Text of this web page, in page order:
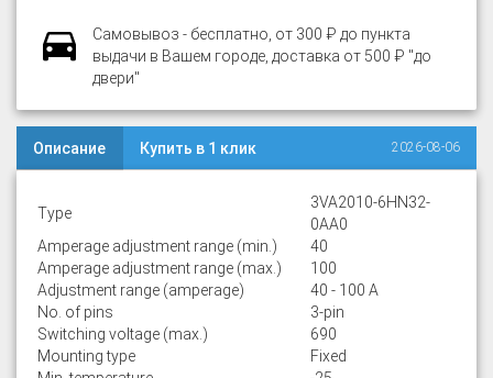
Самовывоз - бесплатно, от 300 ₽ до пункта
выдачи в Вашем городе, доставка от 500 ₽ "до
двери"
Описание Купить в 1 клик 2026-08-06
Type
3VA2010-6HN32-
0AA0
Amperage adjustment range (min.)
40
Amperage adjustment range (max.)
100
Adjustment range (amperage)
40 - 100 A
No. of pins
3-pin
Switching voltage (max.)
690
Mounting type
Fixed